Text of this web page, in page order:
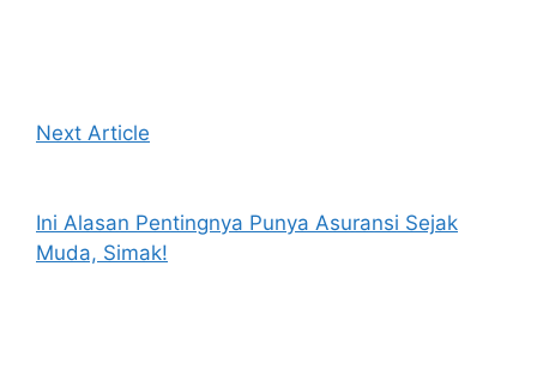
Next Article
Ini Alasan Pentingnya Punya Asuransi Sejak
Muda, Simak!